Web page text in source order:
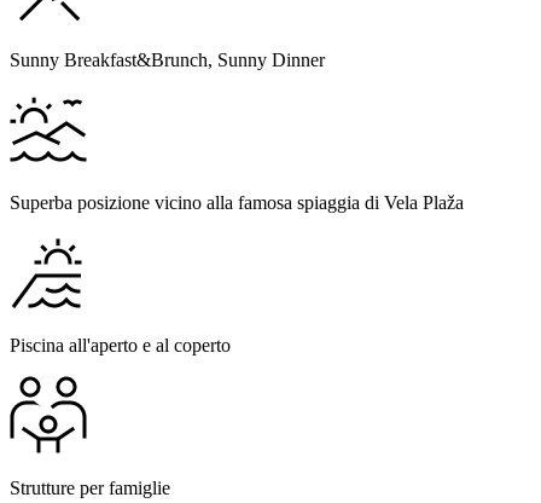
Sunny Breakfast&Brunch, Sunny Dinner
Superba posizione vicino alla famosa spiaggia di Vela Plaža
Piscina all'aperto e al coperto
Strutture per famiglie